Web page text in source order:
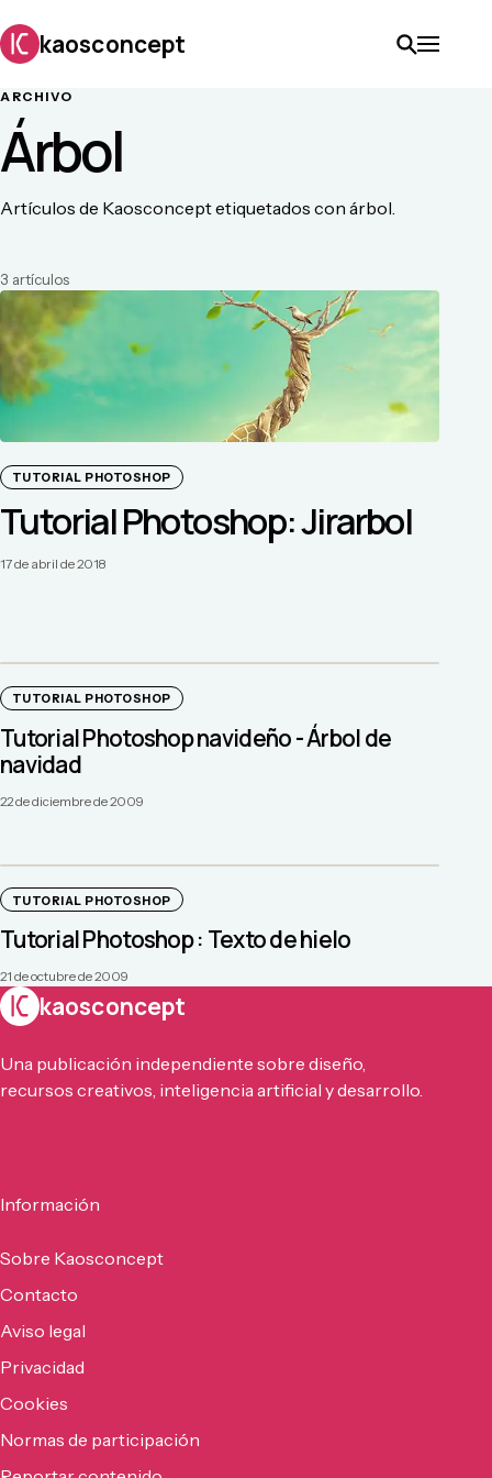
kaosconcept
ARCHIVO
Árbol
Artículos de Kaosconcept etiquetados con árbol.
3 artículos
TUTORIAL PHOTOSHOP
Tutorial Photoshop: Jirarbol
17 de abril de 2018
TUTORIAL PHOTOSHOP
Tutorial Photoshop navideño - Árbol de
navidad
22 de diciembre de 2009
TUTORIAL PHOTOSHOP
Tutorial Photoshop : Texto de hielo
21 de octubre de 2009
kaosconcept
Una publicación independiente sobre diseño,
recursos creativos, inteligencia artificial y desarrollo.
Información
Sobre Kaosconcept
Contacto
Aviso legal
Privacidad
Cookies
Normas de participación